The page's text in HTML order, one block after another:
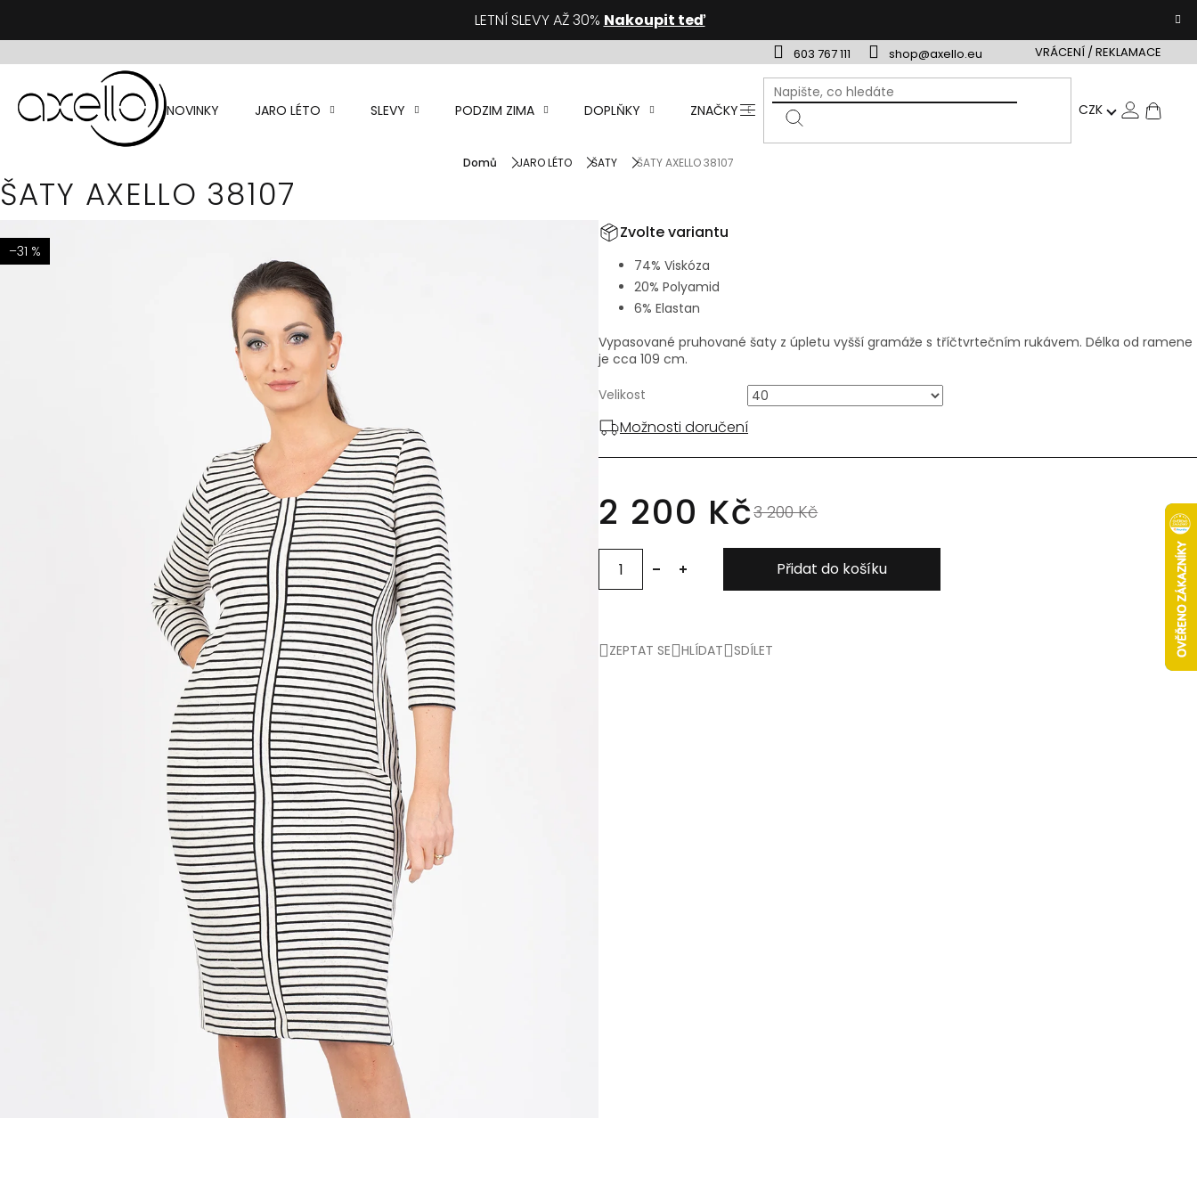
obsah
LETNÍ SLEVY AŽ 30% Nakoupit teď
603 767 111 shop@axello.eu VRÁCENÍ / REKLAMACE
NOVINKY JARO LÉTO SLEVY PODZIM ZIMA DOPLŇKY ZNAČKY DÁRKOVÉ POUKAZY VRÁCENÍ /
CZK
Domů JARO LÉTO ŠATY ŠATY AXELLO 38107
ŠATY AXELLO 38107
–31 %
3 200 Kč
2 200 Kč
Zvolte variantu
Velikost
Možnosti doručení
Přidat do košíku
74% Viskóza
20% Polyamid
6% Elastan
Vypasované pruhované šaty z úpletu vyšší gramáže s tříčtvrtečním rukávem. Délka od ramene
je cca 109 cm.
ZEPTAT SE HLÍDAT SDÍLET